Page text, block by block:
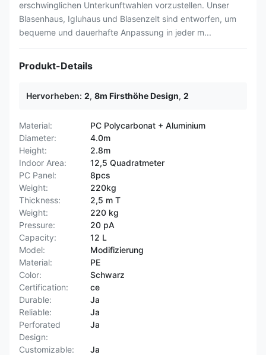
erschwinglichen Unterkunftwahlen vorzustellen. Unser
Blasenhaus, Igluhaus und Blasenzelt sind entworfen, um
bequeme und dauerhafte Anpassung in jeder m...
Produkt-Details
Hervorheben: 2, 8m Firsthöhe Design, 2
Material:
PC Polycarbonat + Aluminium
Diameter:
4.0m
Height:
2.8m
Indoor Area:
12,5 Quadratmeter
PC Panel:
8pcs
Weight:
220kg
Thickness:
2,5 m T
Weight:
220 kg
Pressure:
20 pA
Capacity:
12 L
Model:
Modifizierung
Material:
PE
Color:
Schwarz
Certification:
ce
Durable:
Ja
Reliable:
Ja
Perforated
Design:
Ja
Customizable: Ja